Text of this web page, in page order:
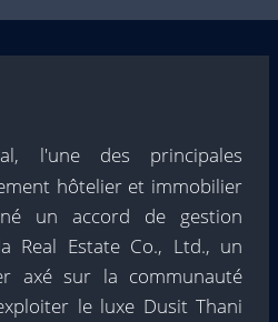
l'une des principales
hôtelier et immobilier
un accord de gestion
Real Estate Co., Ltd., un
axé sur la communauté
le luxe Dusit Thani